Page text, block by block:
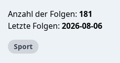
Anzahl der Folgen: 181
Letzte Folgen: 2026-08-06
Sport